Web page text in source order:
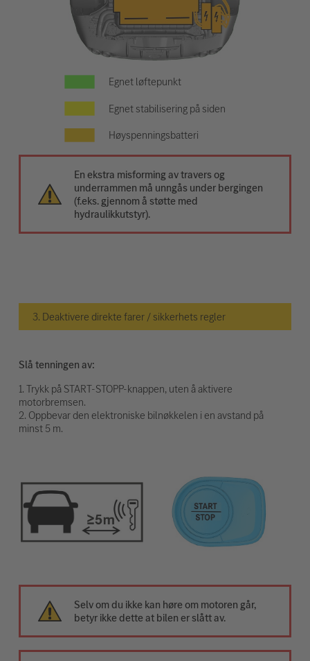
Egnet løftepunkt
Egnet stabilisering på siden
Høyspenningsbatteri
En ekstra misforming av travers og
underrammen må unngås under bergingen
(f.eks. gjennom å støtte med
hydraulikkutstyr).
3. Deaktivere direkte farer / sikkerhets regler
Slå tenningen av:
1. Trykk på START-STOPP-knappen, uten å aktivere
motorbremsen.
2. Oppbevar den elektroniske bilnøkkelen i en avstand på
minst 5 m.
Selv om du ikke kan høre om motoren går,
betyr ikke dette at bilen er slått av.